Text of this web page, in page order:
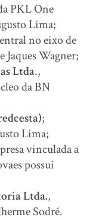
PKL One
Lima;
no eixo de
Jaques Wagner;
Ltda.,
da BN
;
Lima;
vinculada a
possui
Ltda.,
Sodré.